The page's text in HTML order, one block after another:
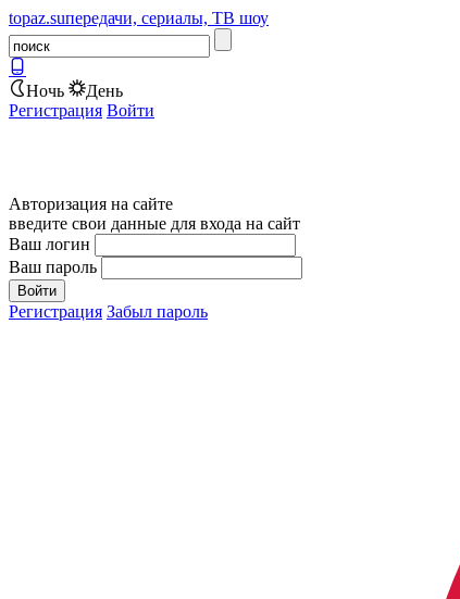
topaz.suпередачи, сериалы, ТВ шоу
Ночь
День
Регистрация Войти
Авторизация на сайте
введите свои данные для входа на сайт
Ваш логин
Ваш пароль
Регистрация Забыл пароль